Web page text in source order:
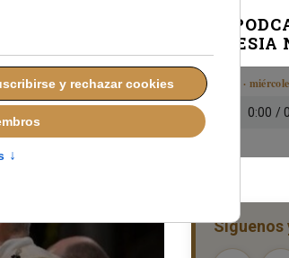
EL
IGLESIA
Boletín ·
Síguenos